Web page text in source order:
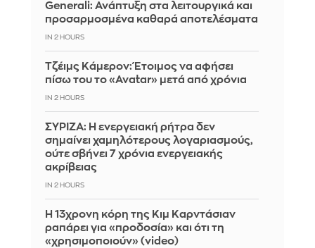
Generali: Ανάπτυξη στα λειτουργικά και
προσαρμοσμένα καθαρά αποτελέσματα
IN 2 HOURS
Τζέιμς Κάμερον: Έτοιμος να αφήσει
πίσω του το «Avatar» μετά από χρόνια
IN 2 HOURS
ΣΥΡΙΖΑ: Η ενεργειακή ρήτρα δεν
σημαίνει χαμηλότερους λογαριασμούς,
ούτε σβήνει 7 χρόνια ενεργειακής
ακρίβειας
IN 2 HOURS
Η 13χρονη κόρη της Κιμ Καρντάσιαν
ραπάρει για «προδοσία» και ότι τη
«χρησιμοποιούν» (video)